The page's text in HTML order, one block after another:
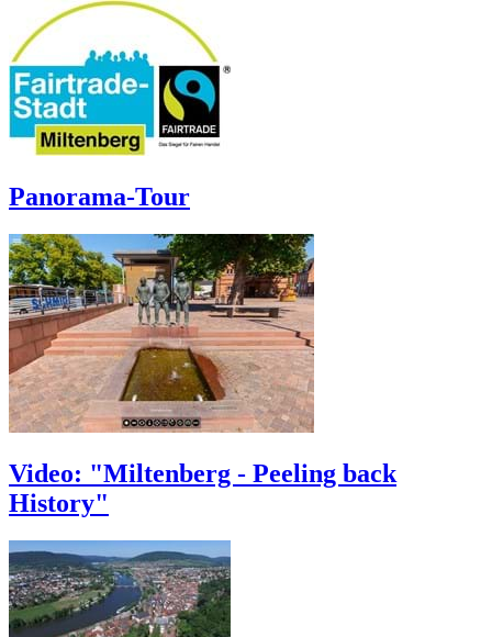
Panorama-Tour
Video: "Miltenberg - Peeling back
History"